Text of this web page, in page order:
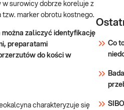
w surowicy dobrze koreluje z
marker obrotu kostnego.
można zaliczyć identyfikację
preparatami
do kości w
charakteryzuje się
Co